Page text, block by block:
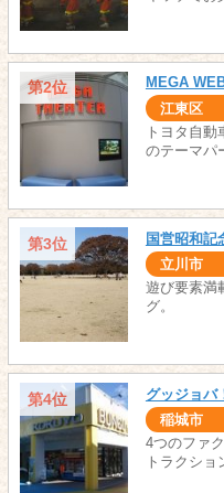
第2位 MEGA
江東区
トヨタ自
のテーマパ
第3位 国営昭和記
立川市
遊び要素満
グ。
第4位 グッジョバ
稲城市
4つのファ
トラクシ